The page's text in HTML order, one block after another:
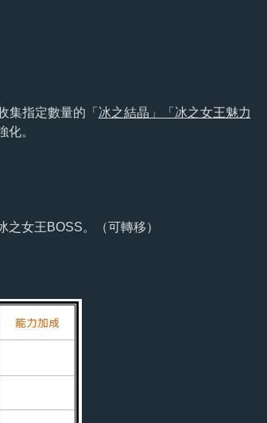
集指定數量的「 冰之結晶」
「冰之女王魅力
化。
女王BOSS。（可轉移）